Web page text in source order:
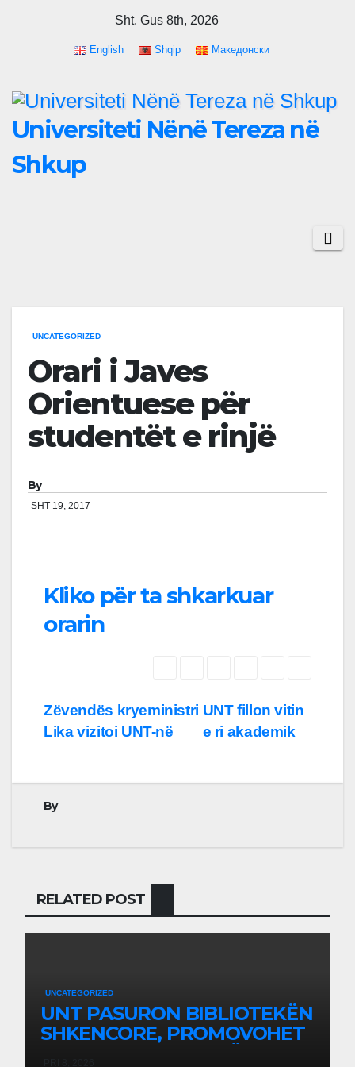
Sht. Gus 8th, 2026
English Shqip Македонски
Universiteti Nënë Tereza në
Shkup
UNCATEGORIZED
Orari i Javes
Orientuese për
studentët e rinjë
By
SHT 19, 2017
Kliko për ta shkarkuar
orarin
Lëvizje
postimet
UNT fillon vitin
e ri akademik
Zëvendës kryeministri
Lika vizitoi UNT-në
By
RELATED POST
UNCATEGORIZED
UNT PASURON BIBLIOTEKËN
SHKENCORE, PROMOVOHET